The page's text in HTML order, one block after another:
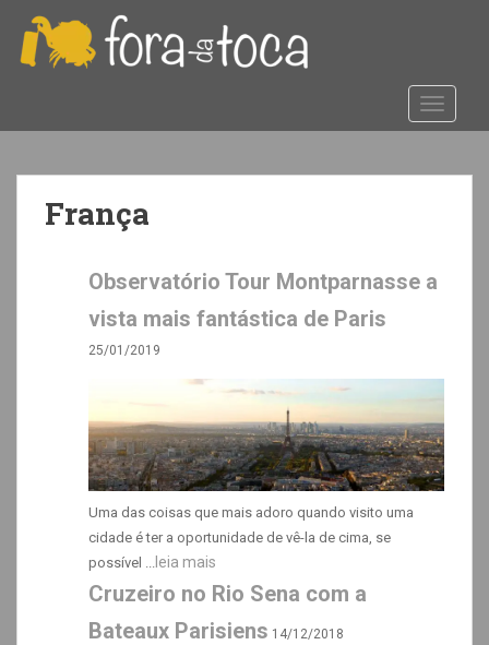
o
França
Observatório Tour Montparnasse a
vista mais fantástica de Paris
25/01/2019
Uma das coisas que mais adoro quando visito uma
cidade é ter a oportunidade de vê-la de cima, se
possível ...
leia mais
Cruzeiro no Rio Sena com a
Bateaux Parisiens 14/12/2018